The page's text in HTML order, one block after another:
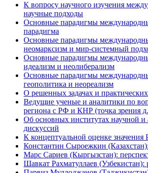
К вопросу научного изучения
научные подходы
Основные парадигмы
парадигма
Основные парадигмы
неомарксизм и мир-системный
Основные парадигмы
идеализм и неолиберализм
Основные парадигмы
геополитика и неореализм
О решенных задачах и
Ведущие ученые и аналитики по
региона с РФ и КНР (точка зрения
Об основных институтах научной
дискуссий
К концептуальной оценке
Константин Сыроежкин
Марс Сариев (Кыргызстан):
Шавкат Рахматуллаев